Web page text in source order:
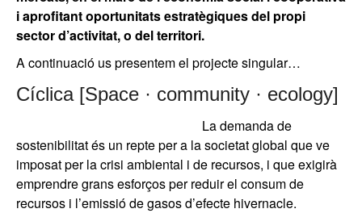
i aprofitant oportunitats estratègiques del propi
sector d’activitat, o del territori.
A continuació us presentem el projecte singular…
Cíclica [Space · community · ecology]
La demanda de
sostenibilitat és un repte per a la societat global que ve
imposat per la crisi ambiental i de recursos, i que exigirà
emprendre grans esforços per reduir el consum de
recursos i l’emissió de gasos d’efecte hivernacle.